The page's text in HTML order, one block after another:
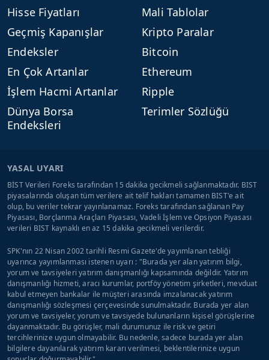
Hisse Fiyatları
Geçmiş Kapanışlar
Endeksler
En Çok Artanlar
İşlem Hacmi Artanlar
Dünya Borsa
Endeksleri
Mali Tablolar
Kripto Paralar
Bitcoin
Ethereum
Ripple
Terimler Sözlüğü
YASAL UYARI
BİST Verileri Foreks tarafından 15 dakika gecikmeli sağlanmaktadır. BIST
piyasalarında oluşan tüm verilere ait telif hakları tamamen BIST'e ait
olup, bu veriler tekrar yayınlanamaz. Foreks tarafından sağlanan Pay
Piyasası, Borçlanma Araçları Piyasası, Vadeli İşlem ve Opsiyon Piyasası
verileri BIST kaynaklı en az 15 dakika gecikmeli verilerdir.
SPK'nın 22 Nisan 2002 tarihli Resmi Gazete'de yayımlanan tebliği
uyarınca yayımlanması istenen uyarı : "Burada yer alan yatırım bilgi,
yorum ve tavsiyeleri yatırım danışmanlığı kapsamında değildir. Yatırım
danışmanlığı hizmeti, aracı kurumlar, portföy yönetim şirketleri, mevduat
kabul etmeyen bankalar ile müşteri arasında imzalanacak yatırım
danışmanlığı sözleşmesi çerçevesinde sunulmaktadır. Burada yer alan
yorum ve tavsiyeler, yorum ve tavsiyede bulunanların kişisel görüşlerine
dayanmaktadır. Bu görüşler, mali durumunuz ile risk ve getiri
tercihlerinize uygun olmayabilir. Bu nedenle, sadece burada yer alan
bilgilere dayanılarak yatırım kararı verilmesi, beklentilerinize uygun